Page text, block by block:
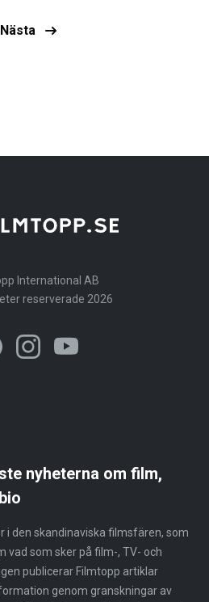
Nästa
International AB
reserverade 2026
nyheterna om film,
i den skandinaviska filmsfären, som
vad som sker på film-, TV- och
publicerar Filmtopp artiklar
genom granskningar av